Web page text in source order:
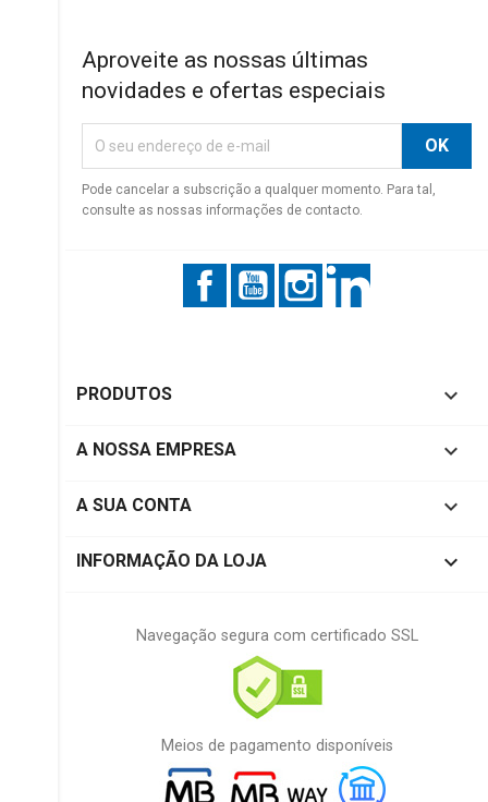
Aproveite as nossas últimas
novidades e ofertas especiais
Pode cancelar a subscrição a qualquer momento. Para tal,
consulte as nossas informações de contacto.
FacebookYouTubeInstagram
PRODUTOS 
A NOSSA EMPRESA 
A SUA CONTA 
INFORMAÇÃO DA LOJA keyboard_arrow_down
Navegação segura com certificado SSL
Meios de pagamento disponíveis